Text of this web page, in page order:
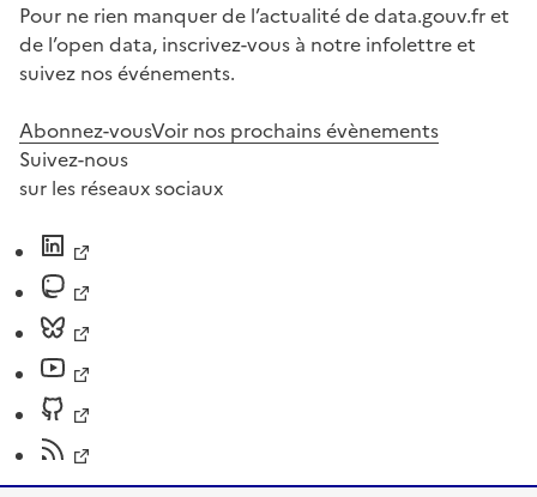
Pour ne rien manquer de l’actualité de data.gouv.fr et
de l’open data, inscrivez-vous à notre infolettre et
suivez nos événements.
Abonnez-vousVoir nos prochains évènements
Suivez-nous
sur les réseaux sociaux